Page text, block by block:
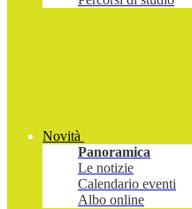
Novità
Panoramica
Le notizie
Calendario eventi
Albo online